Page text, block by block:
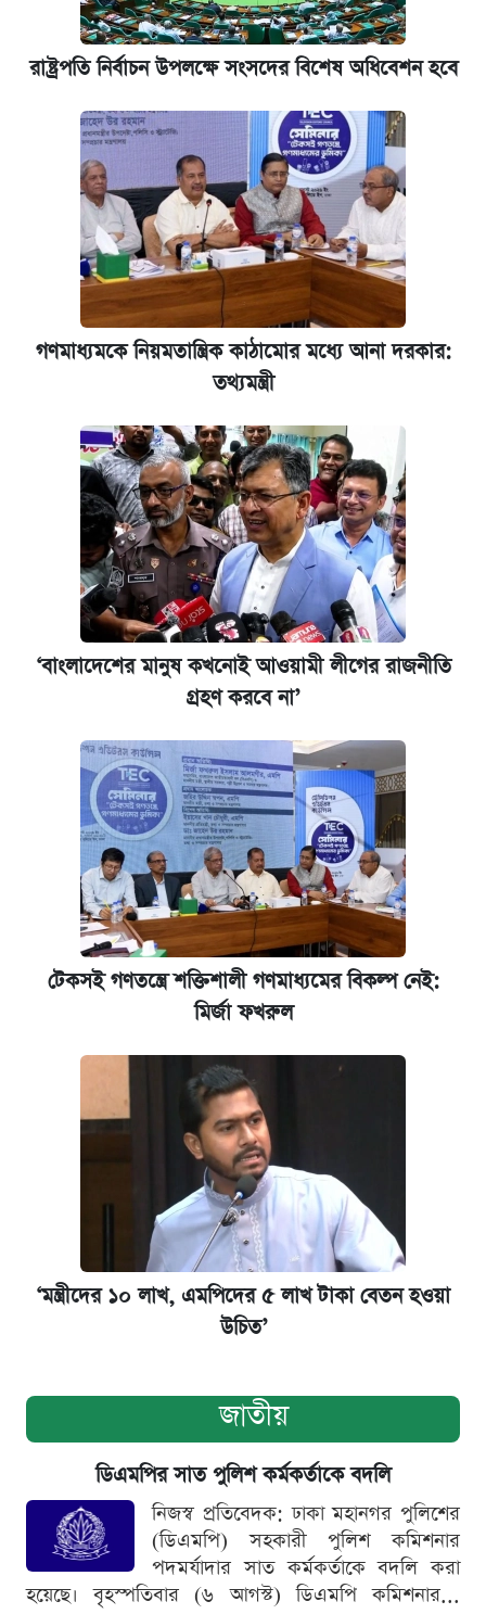
রাষ্ট্রপতি নির্বাচন উপলক্ষে সংসদের বিশেষ অধিবেশন হবে
গণমাধ্যমকে নিয়মতান্ত্রিক কাঠামোর মধ্যে আনা দরকার:
তথ্যমন্ত্রী
‘বাংলাদেশের মানুষ কখনোই আওয়ামী লীগের রাজনীতি
গ্রহণ করবে না’
টেকসই গণতন্ত্রে শক্তিশালী গণমাধ্যমের বিকল্প নেই:
মির্জা ফখরুল
‘মন্ত্রীদের ১০ লাখ, এমপিদের ৫ লাখ টাকা বেতন হওয়া
উচিত’
জাতীয়
ডিএমপির সাত পুলিশ কর্মকর্তাকে বদলি
নিজস্ব প্রতিবেদক: ঢাকা মহানগর পুলিশের
(ডিএমপি) সহকারী পুলিশ কমিশনার
পদমর্যাদার সাত কর্মকর্তাকে বদলি করা
হয়েছে। বৃহস্পতিবার (৬ আগস্ট) ডিএমপি কমিশনার...